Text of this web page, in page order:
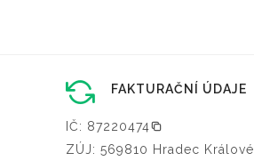
FAKTURAČNÍ ÚDAJE
IČ: 87220474
ZÚJ: 569810 Hradec Králové